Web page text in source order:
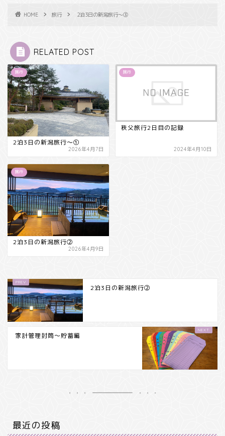
HOME 旅行 2泊3日の新潟旅行～③
RELATED POST
旅行
2泊3日の新潟旅行～①
2026年4月7日
旅行
秩父旅行2日目の記録
2024年4月10日
旅行
2泊3日の新潟旅行②
2026年4月9日
2泊3日の新潟旅行②
家計管理封筒～貯蓄編
最近の投稿